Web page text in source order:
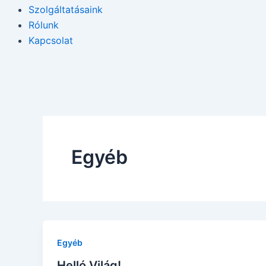
Szolgáltatásaink
Rólunk
Kapcsolat
Egyéb
Egyéb